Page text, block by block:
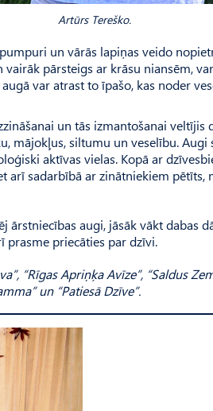
Artūrs Tereško.
un vārās lapiņas veido
pārsteigs ar krāsu niansēm,
var atrast to īpašo, kas noder
un tās izmantošanai veltījis
mājokļus, siltumu un veselību.
aktīvas vielas. Kopā ar
arī sadarbībā ar zinātniekiem pētīts,
ārstniecības augi, jāsāk vākt dabas
prasme priecāties par dzīvi.
“Rīgas Apriņķa Avīze”, “Saldus
un “Patiesā Dzīve”.